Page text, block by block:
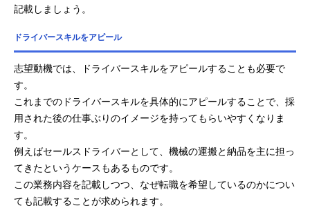
記載しましょう。
ドライバースキルをアピール
志望動機では、ドライバースキルをアピールすることも必要で
す。
これまでのドライバースキルを具体的にアピールすることで、採
用された後の仕事ぶりのイメージを持ってもらいやすくなりま
す。
例えばセールスドライバーとして、機械の運搬と納品を主に担っ
てきたというケースもあるものです。
この業務内容を記載しつつ、なぜ転職を希望しているのかについ
ても記載することが求められます。